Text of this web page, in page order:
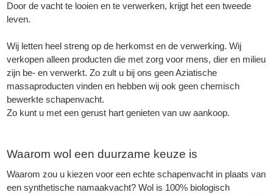
Door de vacht te looien en te verwerken, krijgt het een tweede
leven.
Wij letten heel streng op de herkomst en de verwerking. Wij
verkopen alleen producten die met zorg voor mens, dier en milieu
zijn be- en verwerkt. Zo zult u bij ons geen Aziatische
massaproducten vinden en hebben wij ook geen chemisch
bewerkte schapenvacht.
Zo kunt u met een gerust hart genieten van uw aankoop.
Waarom wol een duurzame keuze is
Waarom zou u kiezen voor een echte schapenvacht in plaats van
een synthetische namaakvacht? Wol is 100% biologisch